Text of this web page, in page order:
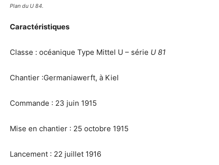
Plan du U 84.
Caractéristiques
Classe : océanique Type Mittel U – série U 81
Chantier :Germaniawerft, à Kiel
Commande : 23 juin 1915
Mise en chantier : 25 octobre 1915
Lancement : 22 juillet 1916